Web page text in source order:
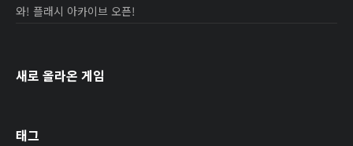
와! 플래시 아카이브 오픈!
새로 올라온 게임
태그